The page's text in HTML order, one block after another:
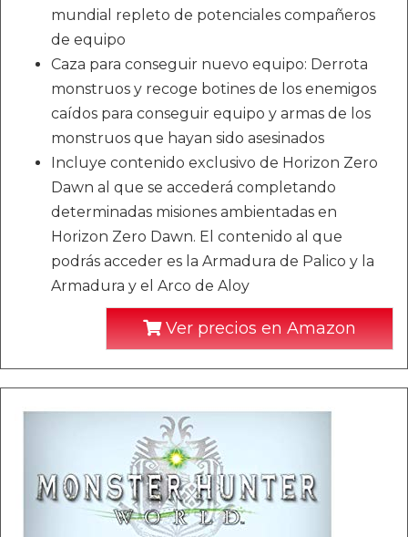
mundial repleto de potenciales compañeros
de equipo
Caza para conseguir nuevo equipo: Derrota
monstruos y recoge botines de los enemigos
caídos para conseguir equipo y armas de los
monstruos que hayan sido asesinados
Incluye contenido exclusivo de Horizon Zero
Dawn al que se accederá completando
determinadas misiones ambientadas en
Horizon Zero Dawn. El contenido al que
podrás acceder es la Armadura de Palico y la
Armadura y el Arco de Aloy
Ver precios en Amazon